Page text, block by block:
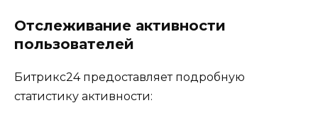
Отслеживание активности
пользователей
Битрикс24 предоставляет подробную
статистику активности: